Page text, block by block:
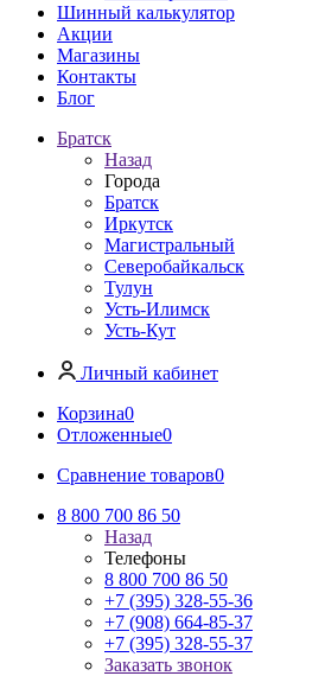
Шинный калькулятор
Акции
Магазины
Контакты
Блог
Братск
Назад
Города
Братск
Иркутск
Магистральный
Северобайкальск
Тулун
Усть-Илимск
Усть-Кут
Личный кабинет
Корзина0
Отложенные0
Сравнение товаров0
8 800 700 86 50
Назад
Телефоны
8 800 700 86 50
+7 (395) 328-55-36
+7 (908) 664-85-37
+7 (395) 328-55-37
Заказать звонок